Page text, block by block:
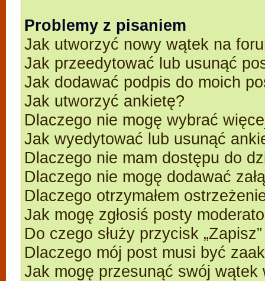
Problemy z pisaniem
Jak utworzyć nowy wątek na
Jak przeedytować lub usunąć
Jak dodawać podpis do moich
Jak utworzyć ankietę?
Dlaczego nie mogę wybrać
Jak wyedytować lub usunąć
Dlaczego nie mam dostępu do
Dlaczego nie mogę dodawać
Dlaczego otrzymałem
Jak mogę zgłosiś posty
Do czego służy przycisk
Dlaczego mój post musi być
Jak mogę przesunąć swój wątek